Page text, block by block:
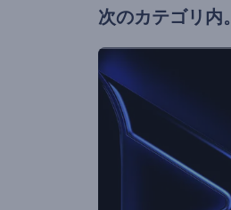
次のカテゴリ内。